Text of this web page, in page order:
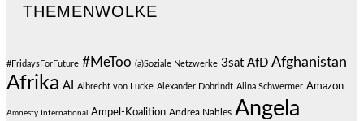
THEMENWOLKE
#FridaysForFuture #MeToo (a)Soziale Netzwerke 3sat AfD Afghanistan
Afrika AI Albrecht von Lucke Alexander Dobrindt Alina Schwermer Amazon
Amnesty International Ampel-Koalition Andrea Nahles Angela